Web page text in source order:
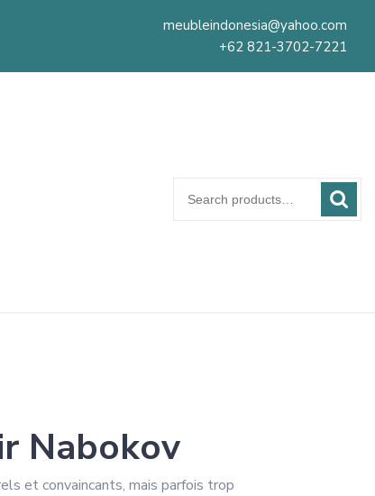
meubleindonesia@yahoo.com
+62 821-3702-7221
for:
Nabokov
et convaincants, mais parfois trop